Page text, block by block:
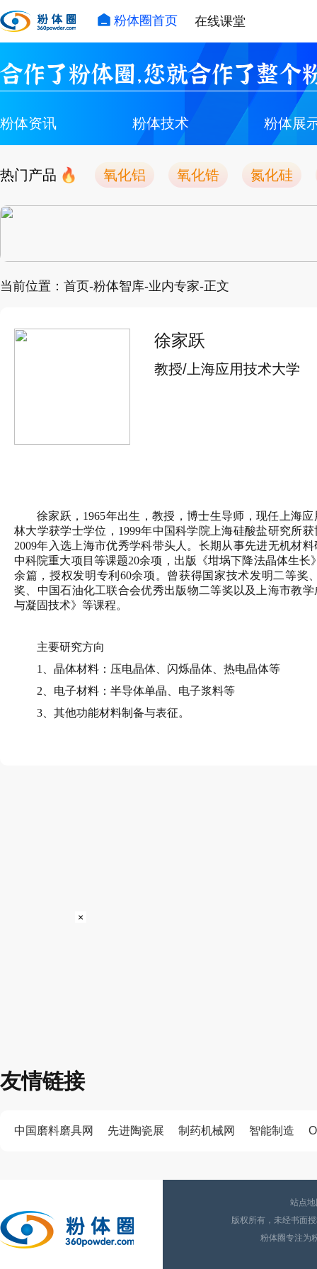
粉体圈首页 在线课堂
合作了粉体圈，您就合作了整个
粉体资讯 粉体技术 粉体展
热门产品 氧化铝 氧化锆 氮化硅
当前位置：首页-粉体智库-业内专家-正文
徐家跃
教授/上海应用技术大学
徐家跃， 1965年出生，教授，博士生导师，现任上海
林大学获学士学位，1999年中国科学院上海硅酸盐研究所
2009年入选上海市优秀学科带头人。长期从事先进无机材
中科院重大项目等课题20余项，出版《坩埚下降法晶体生
余篇，授权发明专利60余项。曾获得国家技术发明二等
奖、中国石油化工联合会优秀出版物二等奖以及上海市教
与凝固技术》等课程。
主要研究方向
1、晶体材料：压电晶体、闪烁晶体、热电晶体等
2、电子材料：半导体单晶、电子浆料等
3、其他功能材料制备与表征。
友情链接
中国磨料磨具网 先进陶瓷展 制药机械网 智能制造
站点
版权所有，未经书面
粉体圈专注为
×